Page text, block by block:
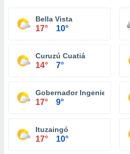
Bella Vista
17° 10°
Curuzú Cuatiá
14° 7°
Gobernador Ingeniero
17° 9°
Ituzaingó
17° 10°